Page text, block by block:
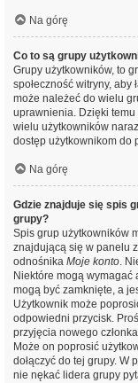
Na górę
Co to są grupy
Grupy użytkowników, to
społeczność witryny, aby
może należeć do wielu
uprawnienia. Dzięki
wielu użytkowników
dostęp użytkownikom do
Na górę
Gdzie znajduje się spis
grupy?
Spis grup użytkowników
znajdującą się w panelu
odnośnika Moje konto.
Niektóre mogą wymagać
mogą być zamknięte, a
Użytkownik może
odpowiedni przycisk.
przyjęcia nowego
Może on poprosić
dołączyć do tej grupy. W
nie nękać lidera grupy